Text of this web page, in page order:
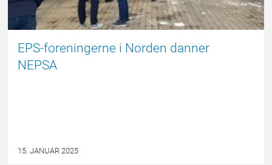
EPS-foreningerne i Norden danner
NEPSA
15. JANUAR 2025